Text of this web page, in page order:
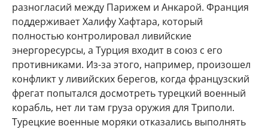
разногласий между Парижем и Анкарой. Франция
поддерживает Халифу Хафтара, который
полностью контролировал ливийские
энергоресурсы, а Турция входит в союз с его
противниками. Из-за этого, например, произошел
конфликт у ливийских берегов, когда французский
фрегат попытался досмотреть турецкий военный
корабль, нет ли там груза оружия для Триполи.
Турецкие военные моряки отказались выполнять